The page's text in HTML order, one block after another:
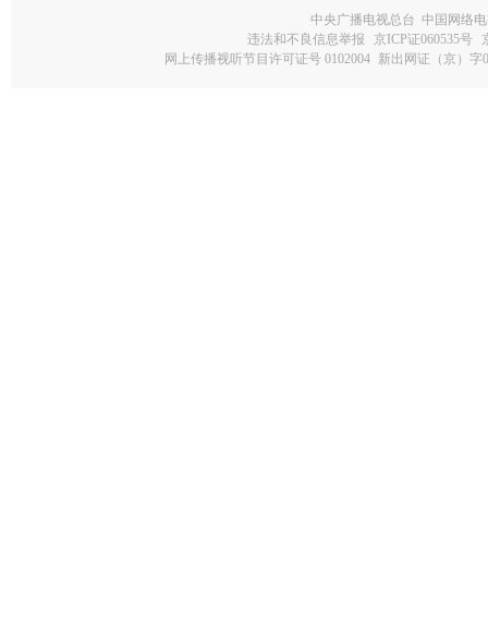
中央广播电视总台 中国网络
违法和不良信息举报
京ICP证060535号
网上传播视听节目许可证号 0102004 新出网证（京）